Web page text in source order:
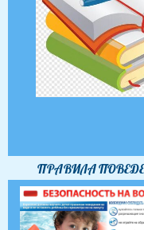
ПРАВИЛА